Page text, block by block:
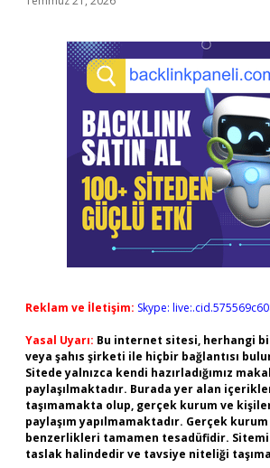
Reklam ve İletişim: Skype:
Yasal Uyarı: Bu internet sitesi, herhangi
veya şahıs şirketi ile hiçbir bağlantısı
Sitede yalnızca kendi hazırladığımız
paylaşılmaktadır. Burada yer alan
taşımamakta olup, gerçek kurum ve
paylaşım yapılmamaktadır. Gerçek
benzerlikleri tamamen tesadüfidir.
taslak halindedir ve tavsiye niteliği